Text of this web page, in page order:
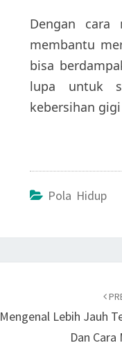
Dengan
membantu
bisa
lupa untuk
kebersihan
Pola Hidup
Mengenal Lebih Jauh
Dan